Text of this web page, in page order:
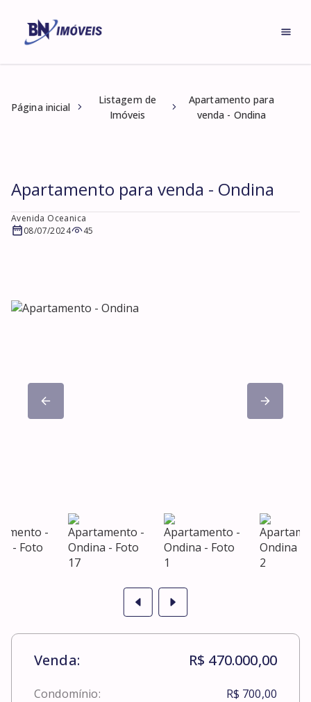
Página inicial
Listagem de
Imóveis
Apartamento para
venda - Ondina
Apartamento para venda - Ondina
Avenida Oceanica
08/07/2024
45
Venda: R$ 470.000,00
Condomínio: R$ 700,00